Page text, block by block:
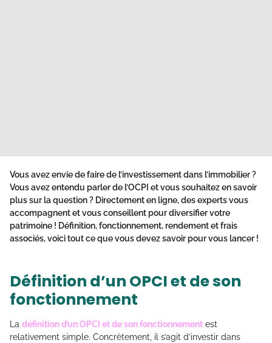
Vous avez envie de faire de l’investissement dans l’immobilier ?
Vous avez entendu parler de l’OCPI et vous souhaitez en savoir
plus sur la question ? Directement en ligne, des experts vous
accompagnent et vous conseillent pour diversifier votre
patrimoine ! Définition, fonctionnement, rendement et frais
associés, voici tout ce que vous devez savoir pour vous lancer !
Définition d’un OPCI et de son
fonctionnement
La définition d’un OPCI et de son fonctionnement est
relativement simple. Concrètement, il s’agit d’investir dans